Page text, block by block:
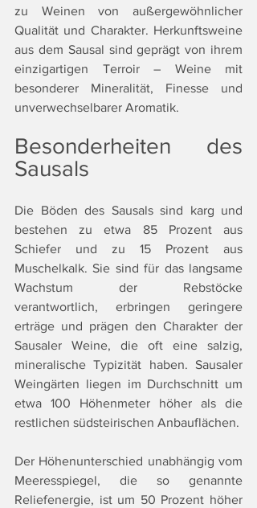
zu Weinen von außergewöhnlicher
Qualität und Charakter. Herkunftsweine
aus dem Sausal sind geprägt von ihrem
einzigartigen Terroir – Weine mit
besonderer Mineralität, Finesse und
unverwechselbarer Aromatik.
Besonderheiten des
Sausals
Die Böden des Sausals sind karg und
bestehen zu etwa 85 Prozent aus
Schiefer und zu 15 Prozent aus
Muschelkalk. Sie sind für das langsame
Wachstum der Rebstöcke
verantwortlich, erbringen geringere
erträge und prägen den Charakter der
Sausaler Weine, die oft eine salzig,
mineralische Typizität haben. Sausaler
Weingärten liegen im Durchschnitt um
etwa 100 Höhenmeter höher als die
restlichen südsteirischen Anbauflächen.
Der Höhenunterschied unabhängig vom
Meeresspiegel, die so genannte
Reliefenergie, ist um 50 Prozent höher